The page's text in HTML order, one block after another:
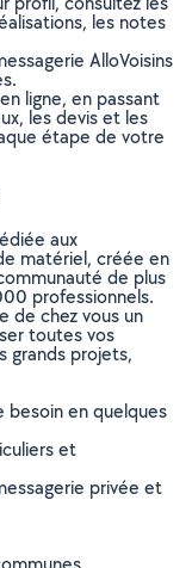
les notes
AlloVoisins
ligne, en passant
les devis et les
étape de votre
aux
matériel, créée en
de plus
professionnels.
de chez vous un
toutes vos
grands projets,
besoin en quelques
et
privée et